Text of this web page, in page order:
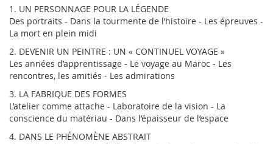
1. UN PERSONNAGE POUR LA LÉGENDE
Des portraits - Dans la tourmente de l’histoire - Les épreuves -
La mort en plein midi
2. DEVENIR UN PEINTRE : UN « CONTINUEL VOYAGE »
Les années d’apprentissage - Le voyage au Maroc - Les
rencontres, les amitiés - Les admirations
3. LA FABRIQUE DES FORMES
L’atelier comme attache - Laboratoire de la vision - La
conscience du matériau - Dans l’épaisseur de l’espace
4. DANS LE PHÉNOMÈNE ABSTRAIT